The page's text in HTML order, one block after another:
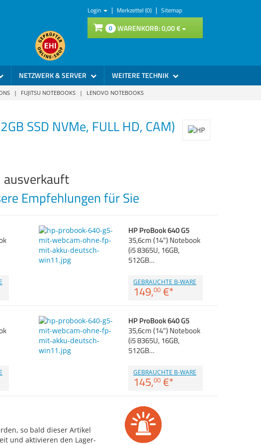
Login | Merkzettel (0) | Sitemap
0 WARENKORB:0,00€
NETZWERK & SERVER WEITERE TECHNIK
| FUJITSU NOTEBOOKS | LENOVO NOTEBOOKS
SSD NVMe, FULL HD, CAM)
ausverkauft
Empfehlungen für Sie
HP ProBook 640 G5
35,6cm (14") Notebook
(i5 8365U, 16GB,
512GB…
GEBRAUCHTE B-WARE
149,00 €*
HP ProBook 640 G5
35,6cm (14") Notebook
(i5 8365U, 16GB,
512GB…
GEBRAUCHTE B-WARE
145,00 €*
so bald dieser Artikel
und aktivieren den Lager-